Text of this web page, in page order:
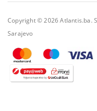
Copyright © 2026 Atlantis.ba.
Sarajevo